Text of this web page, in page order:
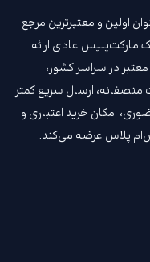
اولین و معتبرترین مرجع
مارکت‌پلیس عادی ارائه
در سراسر کشور،
منصفانه، ارسال سریع کمتر
امکان خرید اعتباری و
پلاس عرضه می‌کند.